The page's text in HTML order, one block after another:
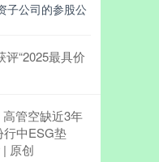
子公司的参股公
“2025最具价
高管空缺近3年
行中ESG垫
原创